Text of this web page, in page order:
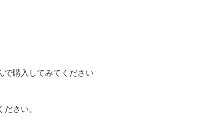
で購入してみてください
さい。